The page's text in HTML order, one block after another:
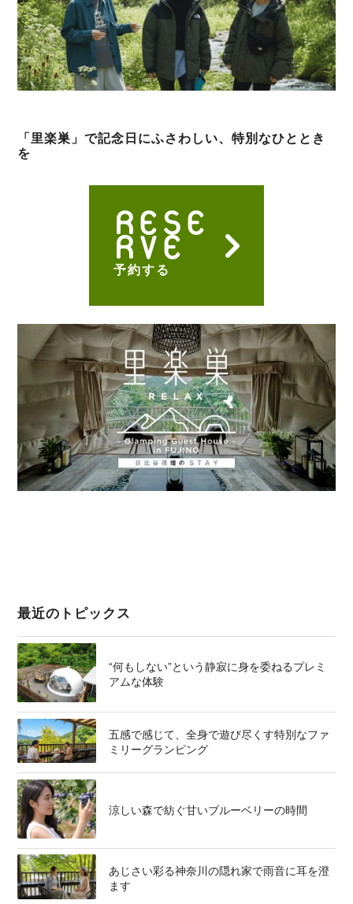
「里楽巣」で記念日にふさわしい、特別なひととき
を
RESE
RVE
予約する
最近のトピックス
“何もしない”という静寂に身を委ねるプレミ
アムな体験
五感で感じて、全身で遊び尽くす特別なファ
ミリーグランピング
涼しい森で紡ぐ甘いブルーベリーの時間
あじさい彩る神奈川の隠れ家で雨音に耳を澄
ます